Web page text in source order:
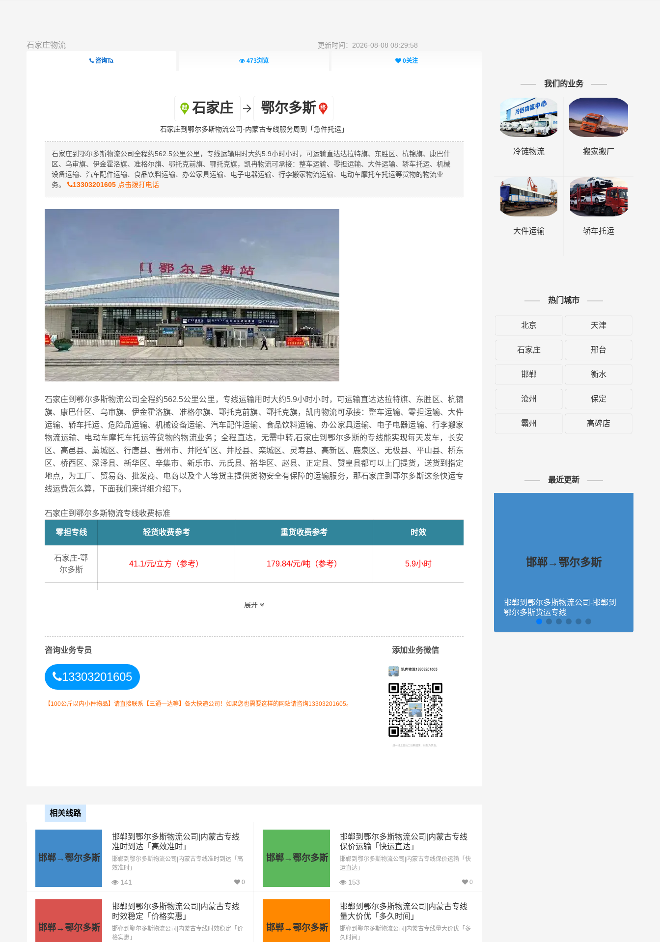
石家庄物流 更新时间：2026-08-08 08:29:58
咨询Ta 473浏览 0关注
石家庄 鄂尔多斯
石家庄到鄂尔多斯物流公司-内蒙古专线服务周到「急件托运」
石家庄到鄂尔多斯物流公司全程约562.5公里公里，专线运输用时大约5.9小时小时，可运输直达达拉特旗、东胜区、杭锦旗、康巴什
区、乌审旗、伊金霍洛旗、准格尔旗、鄂托克前旗、鄂托克旗，凯冉物流可承接：整车运输、零担运输、大件运输、轿车托运、机械
设备运输、汽车配件运输、食品饮料运输、办公家具运输、电子电器运输、行李搬家物流运输、电动车摩托车托运等货物的物流业
务。
13303201605点击拨打电话
石家庄到鄂尔多斯物流公司全程约562.5公里公里，专线运输用时大约5.9小时小时，可运输直达达拉特旗、东胜区、杭锦
旗、康巴什区、乌审旗、伊金霍洛旗、准格尔旗、鄂托克前旗、鄂托克旗，凯冉物流可承接：整车运输、零担运输、大件
运输、轿车托运、危险品运输、机械设备运输、汽车配件运输、食品饮料运输、办公家具运输、电子电器运输、行李搬家
物流运输、电动车摩托车托运等货物的物流业务；全程直达，无需中转,石家庄到鄂尔多斯的专线能实现每天发车，长安
区、高邑县、藁城区、行唐县、晋州市、井陉矿区、井陉县、栾城区、灵寿县、高新区、鹿泉区、无极县、平山县、桥东
区、桥西区、深泽县、新华区、辛集市、新乐市、元氏县、裕华区、赵县、正定县、赞皇县都可以上门提货，送货到指定
地点，为工厂、贸易商、批发商、电商以及个人等货主提供货物安全有保障的运输服务，那石家庄到鄂尔多斯这条快运专
线运费怎么算，下面我们来详细介绍下。
石家庄到鄂尔多斯物流专线收费标准
零担专线 轻货收费参考 重货收费参考 时效
石家庄-鄂
尔多斯
41.1/元/立方（参考） 179.84/元/吨（参考） 5.9小时
鄂尔多斯
达拉特旗、东胜区、杭锦旗、康巴什区、乌审旗、伊金霍洛旗、准格尔旗、鄂托克前旗、鄂托克旗
整车运输车
4.2米高栏 3.5元 562.5公里 1967元
7.5元 4215元
13米平板 8.5元 562.5公里 4777元
展开
咨询业务专员
13303201605
【100公斤以内小件物品】请直接联系【三通一达等】各大快递公司！如果您也需要这样的网站请咨询13303201605。
添加业务微信
相关线路
邯郸→鄂尔多斯
邯郸到鄂尔多斯物流公司|内蒙古专线
准时到达「高效准时」
邯郸到鄂尔多斯物流公司|内蒙古专线准时到达「高
效准时」
141 0
邯郸→鄂尔多斯
邯郸到鄂尔多斯物流公司|内蒙古专线
保价运输「快运直达」
邯郸到鄂尔多斯物流公司|内蒙古专线保价运输「快
运直达」
153 0
邯郸→鄂尔多斯
邯郸到鄂尔多斯物流公司|内蒙古专线
时效稳定「价格实惠」
邯郸到鄂尔多斯物流公司|内蒙古专线时效稳定「价
格实惠」
邯郸→鄂尔多斯
邯郸到鄂尔多斯物流公司|内蒙古专线
量大价优「多久时间」
邯郸到鄂尔多斯物流公司|内蒙古专线量大价优「多
久时间」
我们的业务
冷链物流 搬家搬厂
大件运输 轿车托运
热门城市
北京 天津
石家庄 邢台
邯郸 衡水
沧州 保定
霸州 高碑店
最近更新
邯郸→鄂尔多斯
邯郸到鄂尔多斯物流公司-邯郸到
鄂尔多斯货运专线